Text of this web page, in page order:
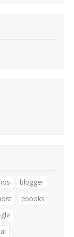
blogger
ebooks